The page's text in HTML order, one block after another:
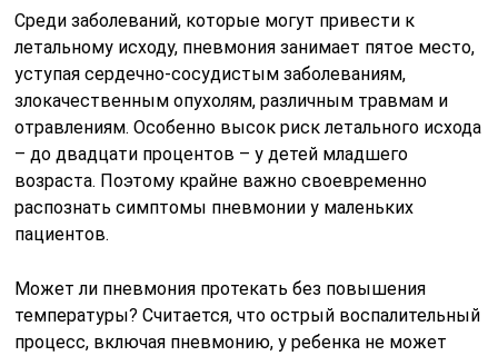
Среди заболеваний, которые могут привести к
летальному исходу, пневмония занимает пятое место,
уступая сердечно-сосудистым заболеваниям,
злокачественным опухолям, различным травмам и
отравлениям. Особенно высок риск летального исхода
– до двадцати процентов – у детей младшего
возраста. Поэтому крайне важно своевременно
распознать симптомы пневмонии у маленьких
пациентов.
Может ли пневмония протекать без повышения
температуры? Считается, что острый воспалительный
процесс, включая пневмонию, у ребенка не может